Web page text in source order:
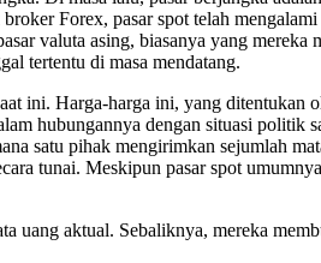
Forex, pasar spot telah
valuta asing, biasanya yang
tertentu di masa mendatang.
ini. Harga-harga ini, yang ditentukan
hubungannya dengan situasi politik
satu pihak mengirimkan sejumlah
tunai. Meskipun pasar spot
uang aktual. Sebaliknya, mereka